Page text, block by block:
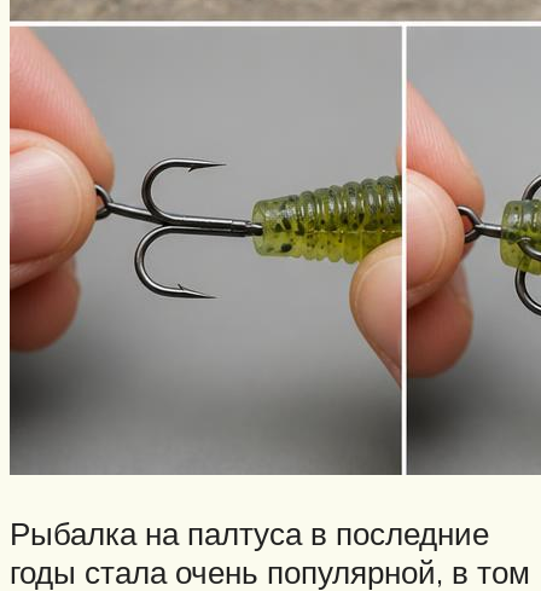
Рыбалка на палтуса в последние
годы стала очень популярной, в том